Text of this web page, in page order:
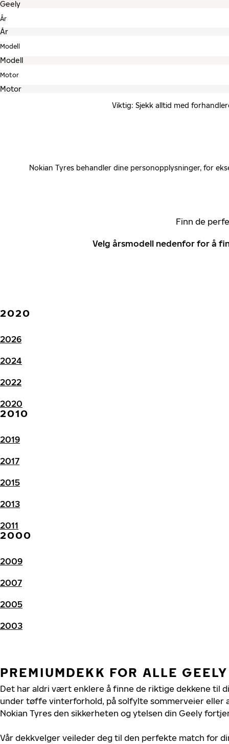
År
Modell
Motor
Viktig: Sjekk alltid med
Nokian Tyres behandler dine personopplysninger, for
Finn de
Velg årsmodell nedenfor for å
2020
2026
2024
2022
2020
2010
2019
2017
2015
2013
2011
2000
2009
2007
2005
2003
PREMIUMDEKK FOR ALLE
Det har aldri vært enklere å finne de riktige dekkene til
under tøffe vinterforhold, på solfylte sommerveier eller
Nokian Tyres den sikkerheten og ytelsen din Geely
Vår dekkvelger veileder deg til den perfekte match for